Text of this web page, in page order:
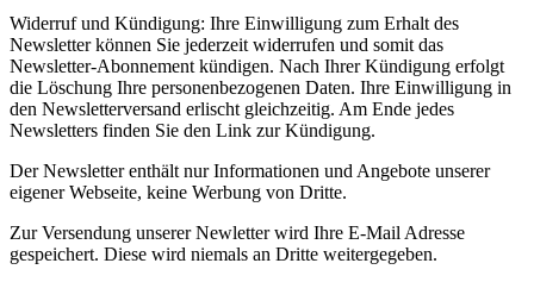
Widerruf und Kündigung: Ihre Einwilligung zum Erhalt des
Newsletter können Sie jederzeit widerrufen und somit das
Newsletter-Abonnement kündigen. Nach Ihrer Kündigung erfolgt
die Löschung Ihre personenbezogenen Daten. Ihre Einwilligung in
den Newsletterversand erlischt gleichzeitig. Am Ende jedes
Newsletters finden Sie den Link zur Kündigung.
Der Newsletter enthält nur Informationen und Angebote unserer
eigener Webseite, keine Werbung von Dritte.
Zur Versendung unserer Newletter wird Ihre E-Mail Adresse
gespeichert. Diese wird niemals an Dritte weitergegeben.